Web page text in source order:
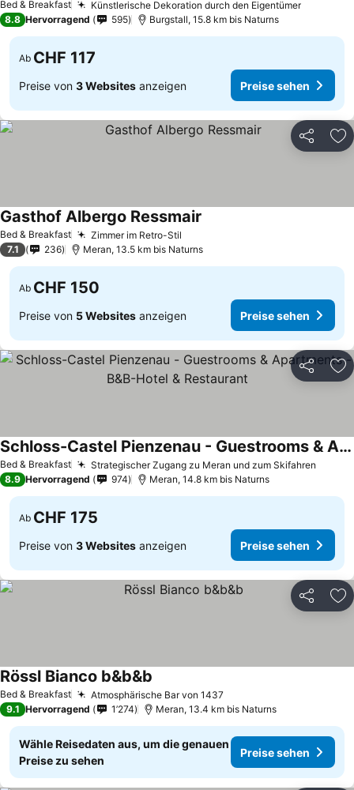
Bed & Breakfast Künstlerische Dekoration durch den EigentümerPreise
8.8 Hervorragend 595 Burgstall, 15.8 km bis Naturns
Ab CHF 117
Preise von 3 Websites anzeigen Preise sehen
Teilen
Bed & Breakfast Zimmer im Retro-Stil
Gasthof Albergo Ressmair
7.1 236 Meran, 13.5 km bis Naturns
Ab CHF 150
Preise von 5 Websites anzeigen Preise sehen
Teilen
Bed & Breakfast Strategischer Zugang zu Meran und zum Skifahren
Schloss-Castel Pienzenau - Guestrooms & Apartments - B&B-Hotel & Restaurant
Preise sehen
8.9 Hervorragend 974 Meran, 14.8 km bis Naturns
Ab CHF 175
Preise von 3 Websites anzeigen Preise sehen
Teilen
Bed & Breakfast Atmosphärische Bar von 1437Preise sehen
Rössl Bianco b&b&b
9.1 Hervorragend 1’274 Meran, 13.4 km bis Naturns
Wähle Reisedaten aus, um die genauen
Preise zu sehen
Preise sehen